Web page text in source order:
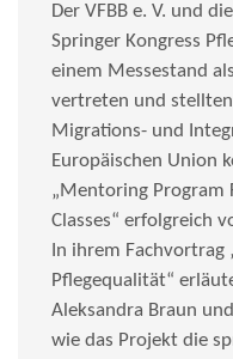
Der VFBB e. V. und
Springer Kongress
einem Messestand
vertreten und
Migrations- und
Europäischen Union
„Mentoring Program
Classes“ erfolgreich
In ihrem
Pflegequalität“
Aleksandra Braun
wie das Projekt die